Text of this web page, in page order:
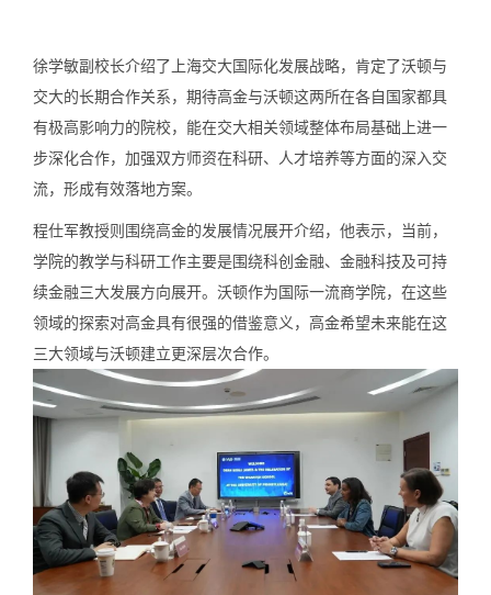
徐学敏副校长介绍了上海交大国际化发展战略，肯定了沃顿与
交大的长期合作关系，期待高金与沃顿这两所在各自国家都具
有极高影响力的院校，能在交大相关领域整体布局基础上进一
步深化合作，加强双方师资在科研、人才培养等方面的深入交
流，形成有效落地方案。
程仕军教授则围绕高金的发展情况展开介绍，他表示，当前，
学院的教学与科研工作主要是围绕科创金融、金融科技及可持
续金融三大发展方向展开。沃顿作为国际一流商学院，在这些
领域的探索对高金具有很强的借鉴意义，高金希望未来能在这
三大领域与沃顿建立更深层次合作。